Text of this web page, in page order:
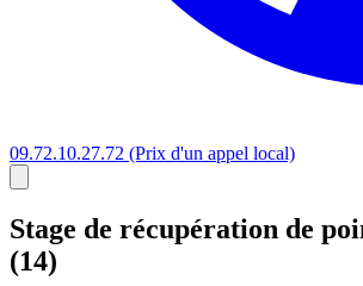
09.72.10.27.72 (Prix d'un appel local)
Stage de récupération de
(14)